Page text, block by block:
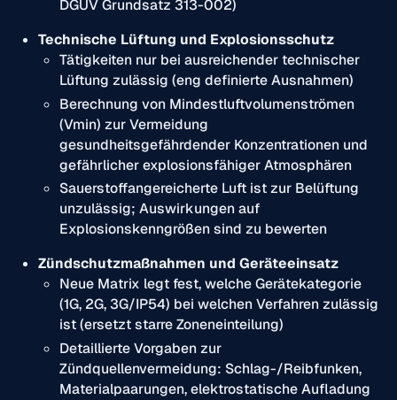
DGUV Grundsatz 313-002)
Technische Lüftung und Explosionsschutz
Tätigkeiten nur bei ausreichender technischer
Lüftung zulässig (eng definierte Ausnahmen)
Berechnung von Mindestluftvolumenströmen
(Vmin) zur Vermeidung
gesundheitsgefährdender Konzentrationen und
gefährlicher explosionsfähiger Atmosphären
Sauerstoffangereicherte Luft ist zur Belüftung
unzulässig; Auswirkungen auf
Explosionskenngrößen sind zu bewerten
Zündschutzmaßnahmen und Geräteeinsatz
Neue Matrix legt fest, welche Gerätekategorie
(1G, 2G, 3G/IP54) bei welchen Verfahren zulässig
ist (ersetzt starre Zoneneinteilung)
Detaillierte Vorgaben zur
Zündquellenvermeidung: Schlag-/Reibfunken,
Materialpaarungen, elektrostatische Aufladung